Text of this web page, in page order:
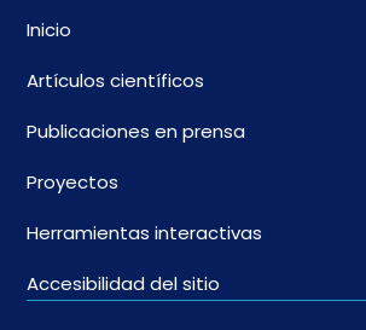
Inicio
Artículos científicos
Publicaciones en prensa
Proyectos
Herramientas interactivas
Accesibilidad del sitio